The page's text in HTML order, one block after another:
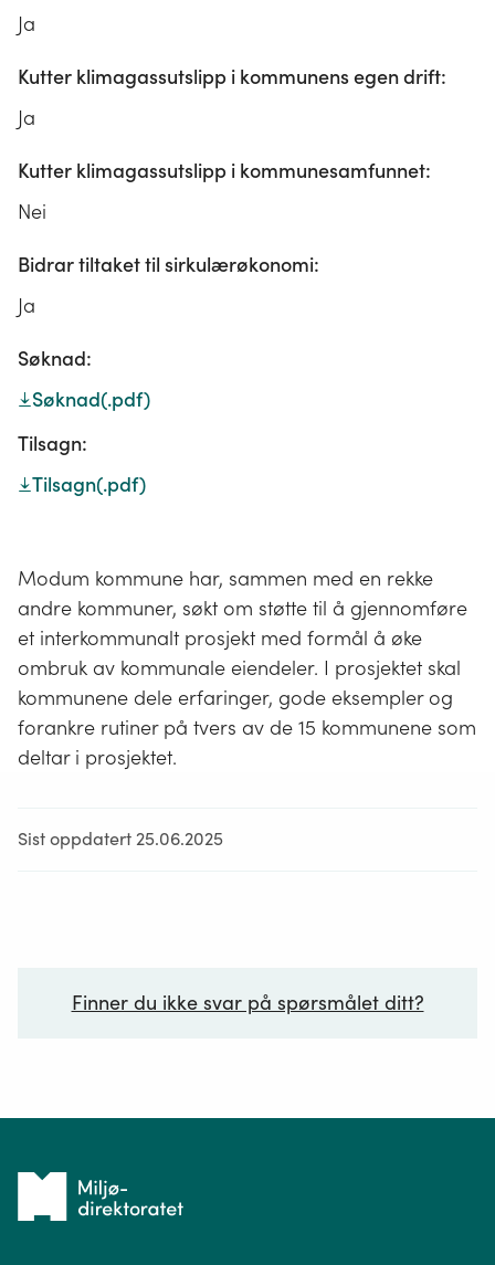
Ja
Kutter klimagassutslipp i kommunens egen drift:
Ja
Kutter klimagassutslipp i kommunesamfunnet:
Nei
Bidrar tiltaket til sirkulærøkonomi:
Ja
Søknad:
Søknad(.pdf)
Tilsagn:
Tilsagn(.pdf)
Modum kommune har, sammen med en rekke
andre kommuner, søkt om støtte til å gjennomføre
et interkommunalt prosjekt med formål å øke
ombruk av kommunale eiendeler. I prosjektet skal
kommunene dele erfaringer, gode eksempler og
forankre rutiner på tvers av de 15 kommunene som
deltar i prosjektet.
Sist oppdatert 25.06.2025
Finner du ikke svar på spørsmålet ditt?
Tilbake